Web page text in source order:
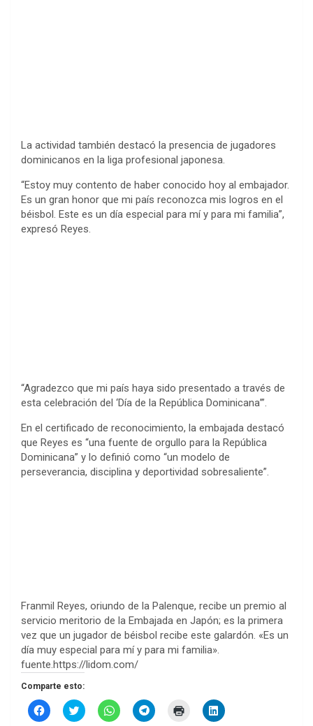
La actividad también destacó la presencia de jugadores
dominicanos en la liga profesional japonesa.
“Estoy muy contento de haber conocido hoy al embajador.
Es un gran honor que mi país reconozca mis logros en el
béisbol. Este es un día especial para mí y para mi familia”,
expresó Reyes.
“Agradezco que mi país haya sido presentado a través de
esta celebración del ‘Día de la República Dominicana’”.
En el certificado de reconocimiento, la embajada destacó
que Reyes es “una fuente de orgullo para la República
Dominicana” y lo definió como “un modelo de
perseverancia, disciplina y deportividad sobresaliente”.
Franmil Reyes, oriundo de la Palenque, recibe un premio al
servicio meritorio de la Embajada en Japón; es la primera
vez que un jugador de béisbol recibe este galardón. «Es un
día muy especial para mí y para mi familia».
fuente.https://lidom.com/
Comparte esto:
H
a
H
a
H
a
H
a
H
a